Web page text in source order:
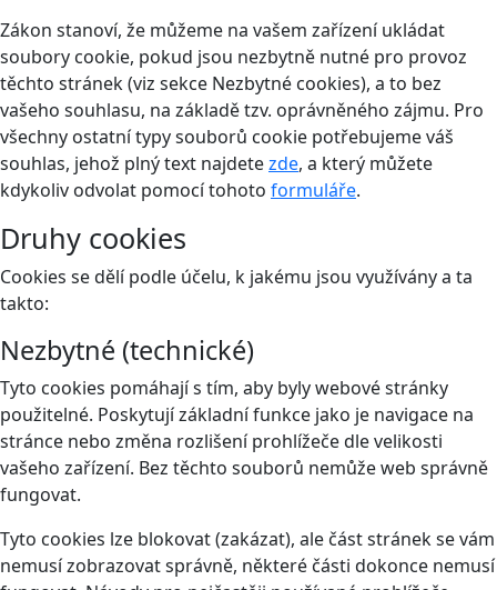
Zákon stanoví, že můžeme na vašem zařízení ukládat
soubory cookie, pokud jsou nezbytně nutné pro provoz
těchto stránek (viz sekce Nezbytné cookies), a to bez
vašeho souhlasu, na základě tzv. oprávněného zájmu. Pro
všechny ostatní typy souborů cookie potřebujeme váš
souhlas, jehož plný text najdetezde, a který můžete
kdykoliv odvolat pomocí tohoto formuláře.
Druhy cookies
Cookies se dělí podle účelu, k jakému jsou využívány a ta
takto:
Nezbytné (technické)
Tyto cookies pomáhají s tím, aby byly webové stránky
použitelné. Poskytují základní funkce jako je navigace na
stránce nebo změna rozlišení prohlížeče dle velikosti
vašeho zařízení. Bez těchto souborů nemůže web správně
fungovat.
Tyto cookies lze blokovat (zakázat), ale část stránek se vám
nemusí zobrazovat správně, některé části dokonce nemusí